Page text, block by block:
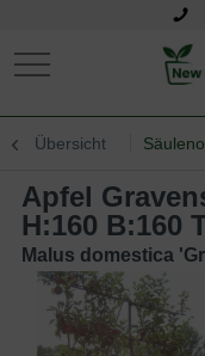
Übersicht
Apfel Gravensteiner 'Boden-Spalier'
H:160 B:160
Malus domestica